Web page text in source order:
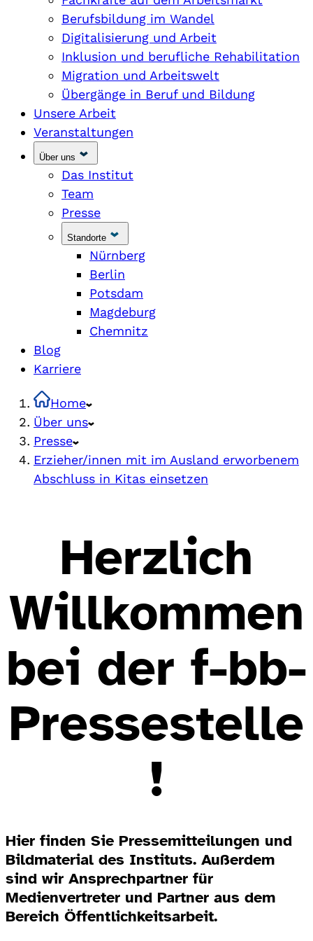
Berufsbildung im Wandel
Digitalisierung und Arbeit
Inklusion und berufliche Rehabilitation
Migration und Arbeitswelt
Übergänge in Beruf und Bildung
Unsere Arbeit
Veranstaltungen
Über uns
Das Institut
Team
Presse
Standorte
Nürnberg
Berlin
Potsdam
Magdeburg
Chemnitz
Blog
Karriere
Home
Über uns
Presse
Erzieher/innen mit im Ausland erworbenem
Abschluss in Kitas einsetzen
Herzlich
Willkommen
bei der f-bb-
Pressestelle
!
Hier finden Sie Pressemitteilungen und
Bildmaterial des Instituts. Außerdem
sind wir Ansprechpartner für
Medienvertreter und Partner aus dem
Bereich Öffentlichkeitsarbeit.